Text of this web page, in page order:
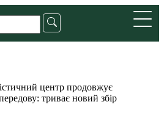
центр продовжує
триває новий збір